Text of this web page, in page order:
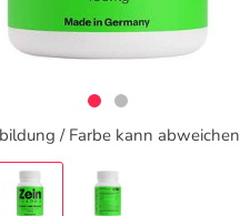
/ Farbe kann abweichen